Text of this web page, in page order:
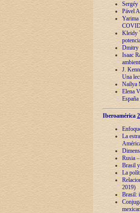
Sergéy
Pável
Yarima
Kleidy
Dmitry
Isaac
J.
Una
Naílya
Elena
España
Iberoamérica
La
Rusia
Brasil
La
2019)
Brasil: